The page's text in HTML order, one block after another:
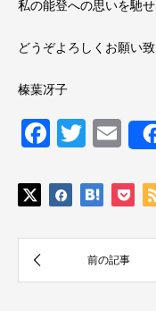
私の能登への思いを馳
どうぞよろしくお願い致
榛葉冴子